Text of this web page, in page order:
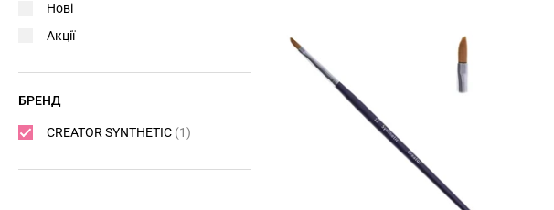
Нові
Акції
БРЕНД
CREATOR SYNTHETIC (1)